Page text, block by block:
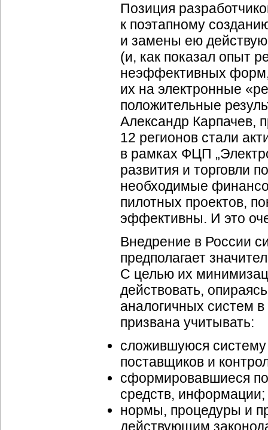
Позиция
к поэтапному
и замены ею
(и, как показал опыт
неэффективных форм,
их на электронные
положительные
Александр Карпачев,
12 регионов стали
в рамках ФЦП
развития и торговли
необходимые
пилотных проектов,
эффективны. И это
Внедрение в России
предполагает
С целью их
действовать,
аналогичных систем
призвана учитывать:
сложившуюся систему
поставщиков и
сформировавшиеся
средств, информации;
нормы, процедуры и
действующим